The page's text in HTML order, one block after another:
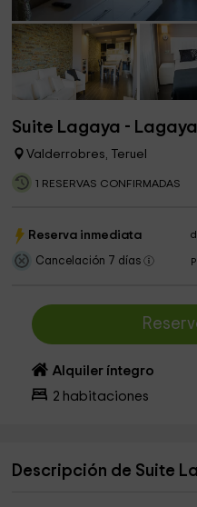
Suite Lagaya - Lagaya
Valderrobres, Teruel
1 RESERVAS CONFIRMADAS
Reserva inmediata
Cancelación 7 días
Alquiler íntegro
2 habitaciones
Descripción de Suite